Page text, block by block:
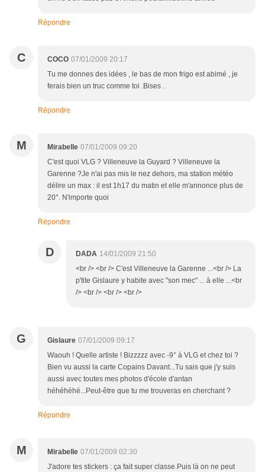
Répondre
C COCO 07/01/2009 20:17
Tu me donnes des idées , le bas de mon frigo est abimé , je
ferais bien un truc comme toi .Bises .
Répondre
M Mirabelle 07/01/2009 09:20
C'est quoi VLG ? Villeneuve la Guyard ? Villeneuve la
Garenne ?Je n'ai pas mis le nez dehors, ma station météo
délire un max : il est 1h17 du matin et elle m'annonce plus de
20°. N'importe quoi
Répondre
D DADA 14/01/2009 21:50
<br /> <br /> C'est Villeneuve la Garenne ...<br /> La
p'tite Gislaure y habite avec "son mec" ... à elle ...<br
/> <br /> <br /> <br />
G Gislaure 07/01/2009 09:17
Waouh ! Quelle artiste ! Bizzzzz avec -9° à VLG et chez toi ?
Bien vu aussi la carte Copains Davant...Tu sais que j'y suis
aussi avec toutes mes photos d'école d'antan
héhéhéhé...Peut-être que tu me trouveras en cherchant ?
Répondre
M Mirabelle 07/01/2009 02:30
J'adore tes stickers : ça fait super classe.Puis là on ne peut